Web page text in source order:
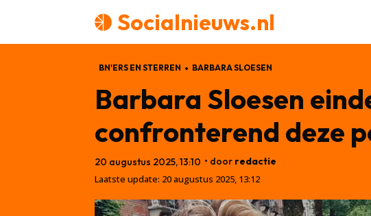
Socialnieuws.nl
BN'ERS EN STERREN BARBARA SLOESEN
Barbara Sloesen
confronterend deze
20 augustus 2025, 13:10 • door redactie
Laatste update: 20 augustus 2025, 13:12